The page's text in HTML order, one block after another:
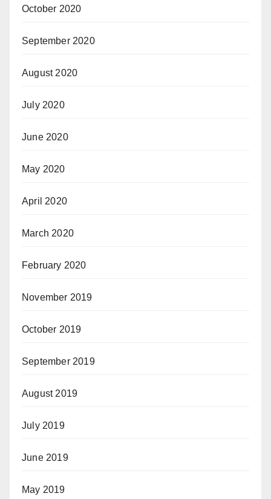
October 2020
September 2020
August 2020
July 2020
June 2020
May 2020
April 2020
March 2020
February 2020
November 2019
October 2019
September 2019
August 2019
July 2019
June 2019
May 2019